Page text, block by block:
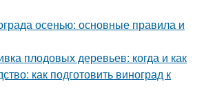
осенью: основные правила и
плодовых деревьев: когда и как
как подготовить виноград к